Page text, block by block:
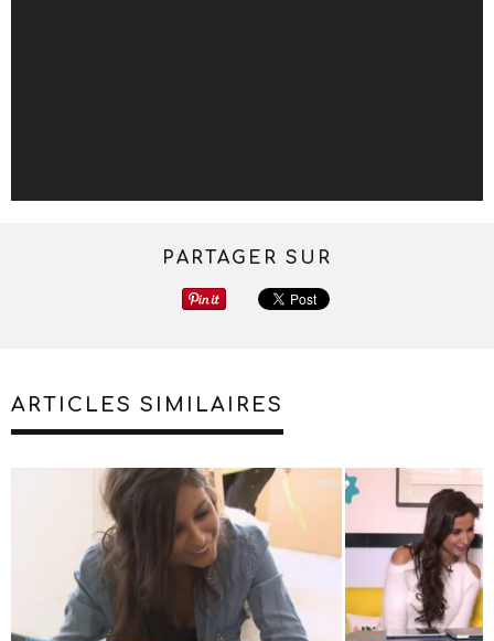
PARTAGER SUR
ARTICLES SIMILAIRES